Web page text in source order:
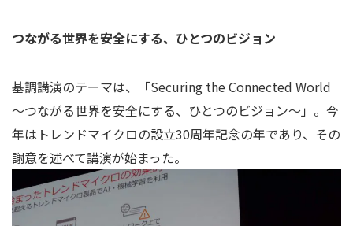
つながる世界を安全にする、ひとつのビジョン
基調講演のテーマは、「Securing the Connected World
～つながる世界を安全にする、ひとつのビジョン～」。今
年はトレンドマイクロの設立30周年記念の年であり、その
謝意を述べて講演が始まった。